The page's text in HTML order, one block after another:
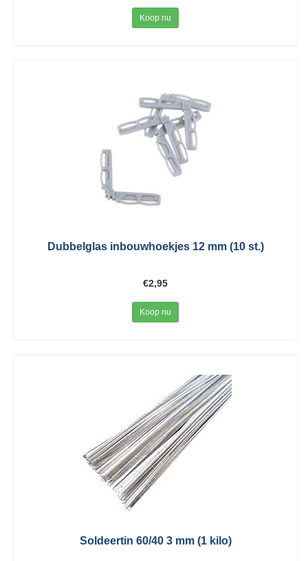
Koop nu
Dubbelglas inbouwhoekjes 12 mm (10 st.)
€2,95
Koop nu
Soldeertin 60/40 3 mm (1 kilo)